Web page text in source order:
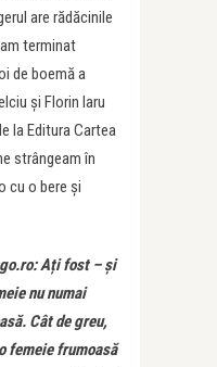
are rădăcinile
terminat
de boemă a
și Florin Iaru
la Editura Cartea
strângeam în
cu o bere și
Ați fost – și
nu numai
Cât de greu,
femeie frumoasă